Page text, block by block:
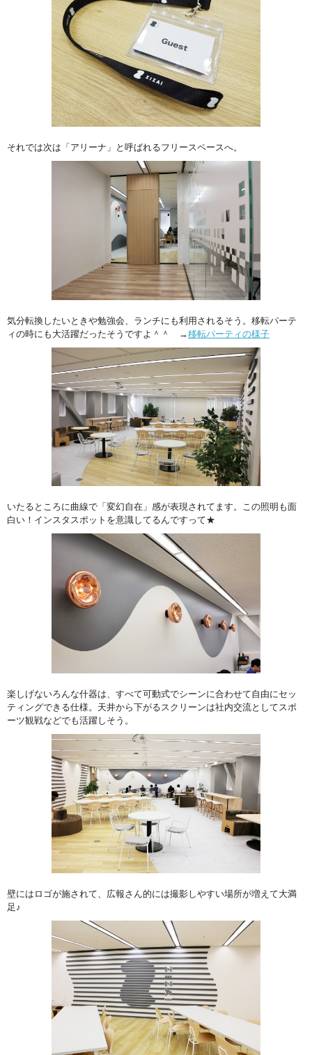
それでは次は「アリーナ」と呼ばれるフリースペースへ。
気分転換したいときや勉強会、ランチにも利用されるそう。移転パーテ
ィの時にも大活躍だったそうですよ＾＾ →移転パーティの様子
いたるところに曲線で「変幻自在」感が表現されてます。この照明も面
白い！インスタスポットを意識してるんですって★
楽しげないろんな什器は、すべて可動式でシーンに合わせて自由にセッ
ティングできる仕様。天井から下がるスクリーンは社内交流としてスポ
ーツ観戦などでも活躍しそう。
壁にはロゴが施されて、広報さん的には撮影しやすい場所が増えて大満
足♪